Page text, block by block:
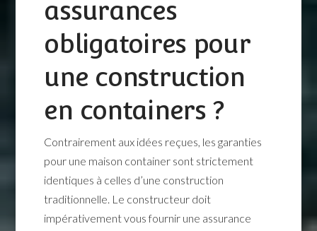
assurances
obligatoires pour
une construction
en containers ?
Contrairement aux idées reçues, les garanties
pour une maison container sont strictement
identiques à celles d’une construction
traditionnelle. Le constructeur doit
impérativement vous fournir une assurance